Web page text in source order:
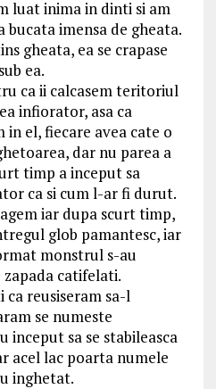
luat inima in dinti si am
bucata imensa de gheata.
gheata, ea se crapase
ea.
ca ii calcasem teritoriul
infiorator, asa ca
in el, fiecare avea cate o
dar nu parea a
timp a inceput sa
ca si cum l-ar fi durut.
iar dupa scurt timp,
glob pamantesc, iar
monstrul s-au
catifelati.
reusiseram sa-l
se numeste
inceput sa se stabileasca
acel lac poarta numele
inghetat.